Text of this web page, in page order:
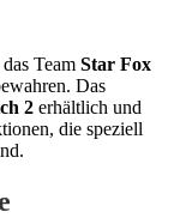
Team Star Fox
Das
2 erhältlich und
die speziell